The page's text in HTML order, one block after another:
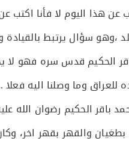
عن هذا اليوم لا فأنا
،وهو سؤال يرتبط
الحكيم قدس سره فهو
للعراق وما وصلنا اليه فعلا
باقر الحكيم رضوان الله
والقهر بقهر اخر،